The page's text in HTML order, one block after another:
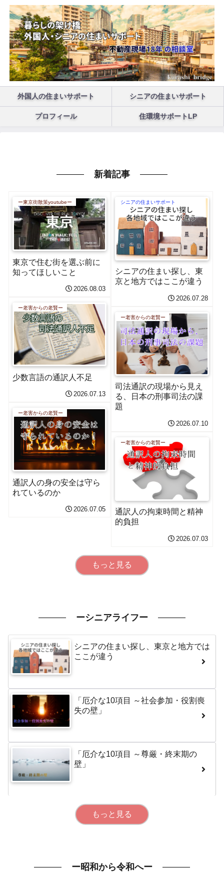
外国人の住まいサポート シニアの住まいサポート
プロフィール 住環境サポートLP
新着記事
ー東京街散策youtubeー
東京で住む街を選ぶ前に
知ってほしいこと
2026.08.03
シニアの住まいサポート
シニアの住まい探し、東
京と地方ではここが違う
2026.07.28
ー老害からの老賢ー
少数言語の通訳人不足
2026.07.13
ー老害からの老賢ー
司法通訳の現場から見え
る、日本の刑事司法の課
題
2026.07.10
ー老害からの老賢ー
通訳人の身の安全は守ら
れているのか
2026.07.05
ー老害からの老賢ー
通訳人の拘束時間と精神
的負担
2026.07.03
もっと見る
ーシニアライフー
シニアの住まい探し、東京と地方では
ここが違う
「厄介な10項目 ～社会参加・役割喪
失の壁」
「厄介な10項目 ～尊厳・終末期の
壁」
もっと見る
ー昭和から令和へー